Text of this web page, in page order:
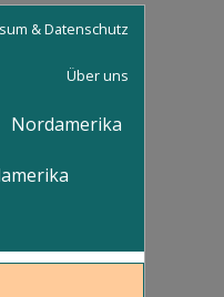
& Datenschutz
Über uns
Nordamerika